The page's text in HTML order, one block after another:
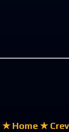
★ Home★